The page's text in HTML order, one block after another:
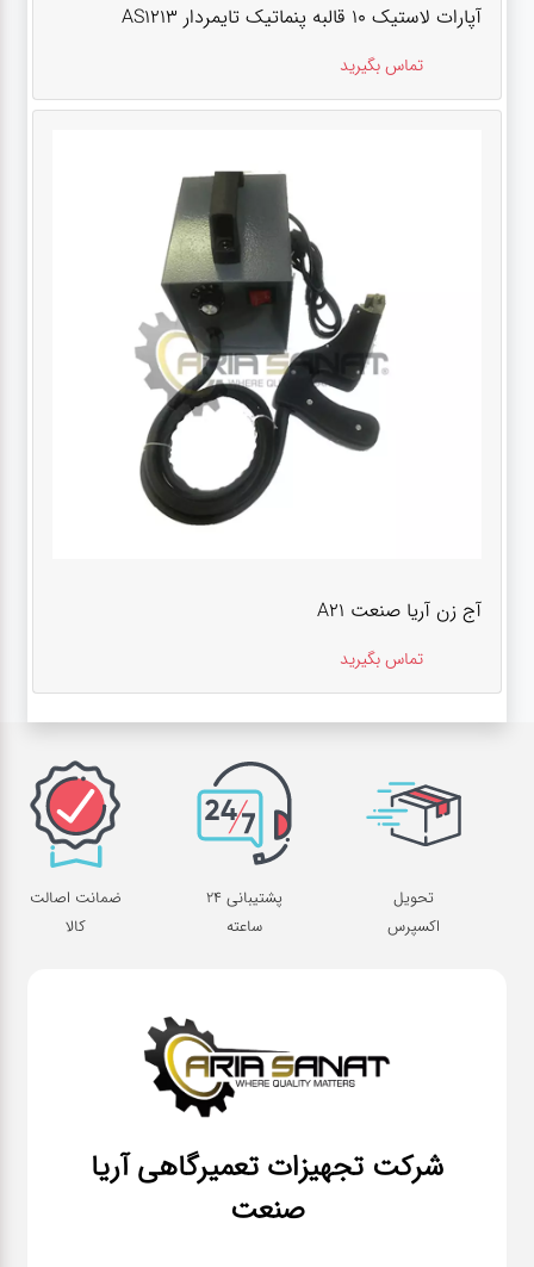
آپارات لاستیک 10 قالبه پنماتیک تایمردار AS1213
تماس بگیرید
آج زن آریا صنعت A21
تماس بگیرید
تحویل
اکسپرس
پشتیبانی 24
ساعته
ضمانت اصالت
کالا
شرکت تجهیزات تعمیرگاهی آریا
صنعت